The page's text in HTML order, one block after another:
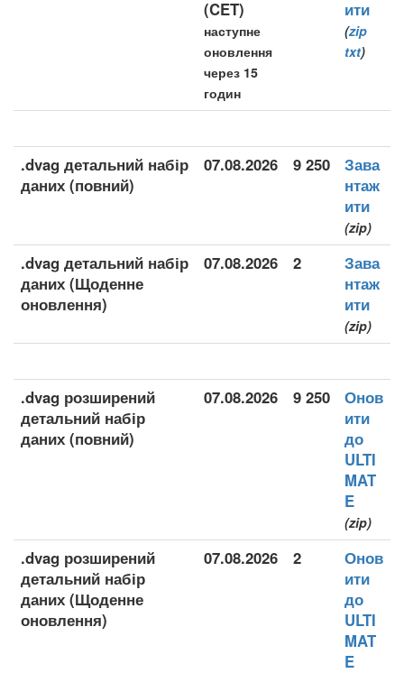
(CET)
наступне
оновлення
через 15
годин
ити
(zip
txt)
.dvag детальний набір
даних (повний)
07.08.2026 9 250
Зава
нтаж
ити
(zip)
.dvag детальний набір
даних (Щоденне
оновлення)
07.08.2026 2
Зава
нтаж
ити
(zip)
.dvag розширений
детальний набір
даних (повний)
07.08.2026 9 250
Онов
ити
до
ULTI
MAT
E
(zip)
.dvag розширений
детальний набір
даних (Щоденне
оновлення)
07.08.2026 2
Онов
ити
до
ULTI
MAT
E